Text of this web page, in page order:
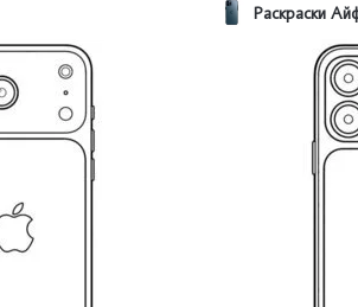
Раскраски